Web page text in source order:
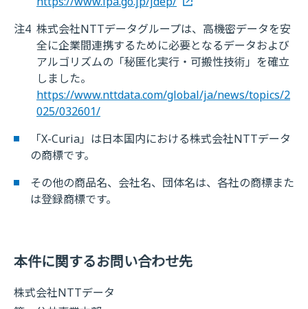
注4 株式会社NTTデータグループは、高機密データを安
全に企業間連携するために必要となるデータおよび
アルゴリズムの「秘匿化実行・可搬性技術」を確立
しました。
https://www.nttdata.com/global/ja/news/topics/2
025/032601/
「X-Curia」は日本国内における株式会社NTTデータ
の商標です。
その他の商品名、会社名、団体名は、各社の商標また
は登録商標です。
本件に関するお問い合わせ先
株式会社NTTデータ